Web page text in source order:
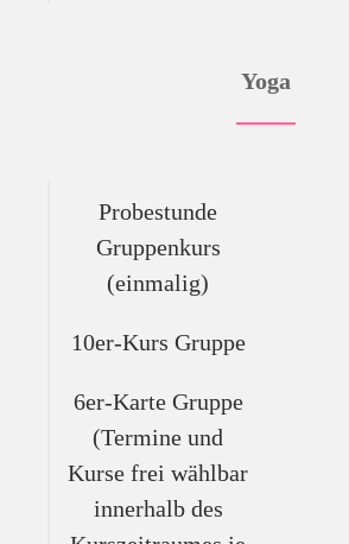
500 €
Yoga
Probestunde
Gruppenkurs
(einmalig)
10er-Kurs Gruppe
6er-Karte Gruppe
(Termine und
Kurse frei wählbar
innerhalb des